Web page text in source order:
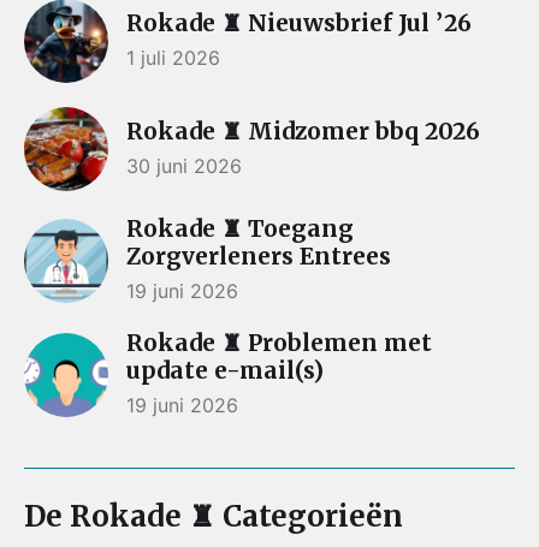
Rokade ♜ Nieuwsbrief Jul ’26
1 juli 2026
Rokade ♜ Midzomer bbq 2026
30 juni 2026
Rokade ♜ Toegang
Zorgverleners Entrees
19 juni 2026
Rokade ♜ Problemen met
update e-mail(s)
19 juni 2026
De Rokade ♜ Categorieën